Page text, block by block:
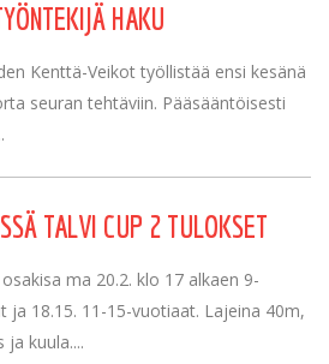
HAKU
Kenttä-Veikot työllistää ensi kesänä
seuran tehtäviin. Pääsääntöisesti
TALVI CUP 2 TULOKSET
ma 20.2. klo 17 alkaen 9-
ja 18.15. 11-15-vuotiaat. Lajeina 40m,
ja kuula....